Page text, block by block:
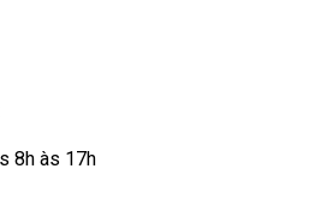
8h às 17h